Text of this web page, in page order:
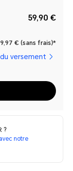
59,90 €
€ (sans frais)*
versement
?
notre